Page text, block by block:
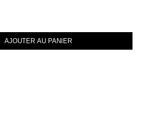
AJOUTER AU PANIER